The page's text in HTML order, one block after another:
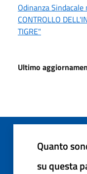
Odinanza
CONTROLLO
TIGRE"
Ultimo
Quanto
su questa